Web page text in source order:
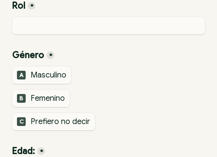
Rol *
Género *
A Masculino
B Femenino
C Prefiero no decir
Edad: *